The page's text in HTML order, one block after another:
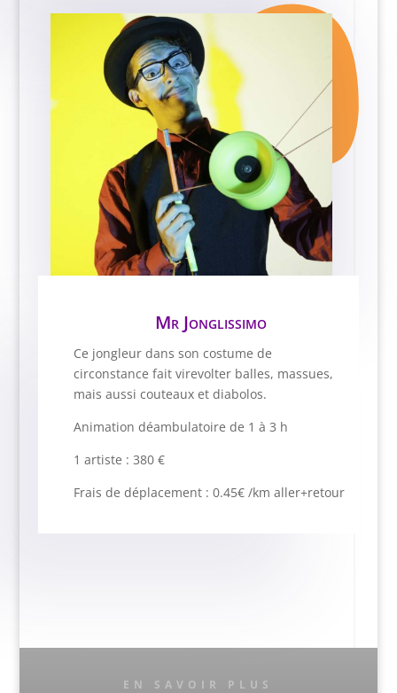
Mr Jonglissimo
Ce jongleur dans son costume de
circonstance fait virevolter balles, massues,
mais aussi couteaux et diabolos.
Animation déambulatoire de 1 à 3 h
1 artiste : 380 €
Frais de déplacement : 0.45€ /km aller+retour
EN SAVOIR PLUS